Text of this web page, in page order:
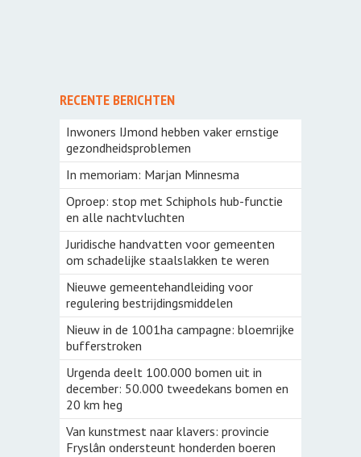
RECENTE BERICHTEN
Inwoners IJmond hebben vaker ernstige
gezondheidsproblemen
In memoriam: Marjan Minnesma
Oproep: stop met Schiphols hub-functie
en alle nachtvluchten
Juridische handvatten voor gemeenten
om schadelijke staalslakken te weren
Nieuwe gemeentehandleiding voor
regulering bestrijdingsmiddelen
Nieuw in de 1001ha campagne: bloemrijke
bufferstroken
Urgenda deelt 100.000 bomen uit in
december: 50.000 tweedekans bomen en
20 km heg
Van kunstmest naar klavers: provincie
Fryslân ondersteunt honderden boeren